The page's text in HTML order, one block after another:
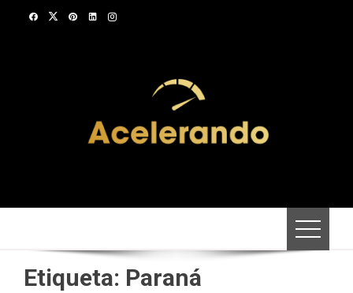
Etiqueta: Paraná